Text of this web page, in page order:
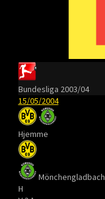
Bundesliga 2003/04
15/05/2004
Hjemme
Mönchengladbach
H